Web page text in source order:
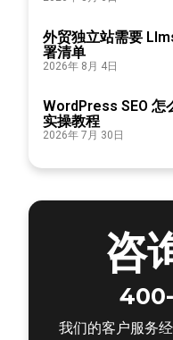
外贸独立站需要
署清单
2026年 8月 4日
WordPress SEO 怎
实操教程
2026年 7月 30日
咨
400-
我们的客户服务